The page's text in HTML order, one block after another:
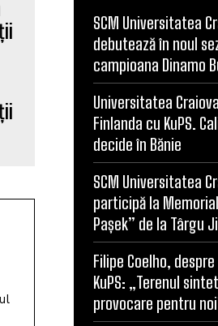
SCM Universitatea
debutează în noul
campioana Dinamo
Universitatea
Finlanda cu KuPS.
decide în Bănie
SCM Universitatea
participă la
Pașek” de la Târgu
Filipe Coelho,
KuPS: „Terenul
provocare pentru